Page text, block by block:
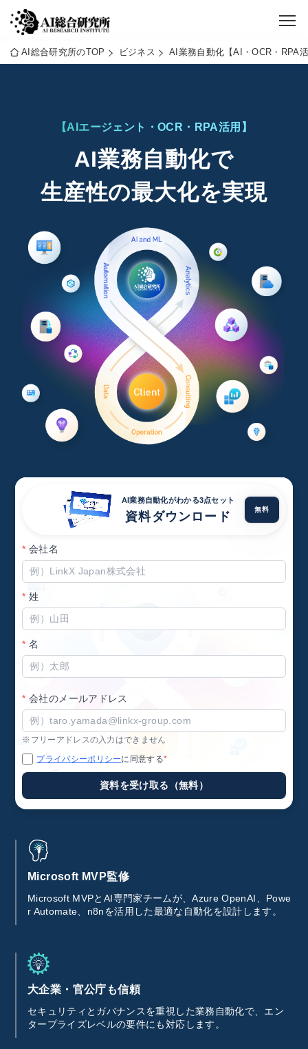
AI総合研究所のTOP ビジネス AI業務自動化【AI・OCR・RPA
【AIエージェント・OCR・RPA活用】
AI業務自動化で
生産性の最大化を実現
AI業務自動化がわかる3点セット
資料ダウンロード
無料
* 会社名
* 姓
* 名
* 会社のメールアドレス
※フリーアドレスの入力はできません
プライバシーポリシーに同意する*
資料を受け取る（無料）
Microsoft MVP監修
Microsoft MVPとAI専門家チームが、Azure OpenAI、Powe
r Automate、n8nを活用した最適な自動化を設計します。
大企業・官公庁も信頼
セキュリティとガバナンスを重視した業務自動化で、エン
タープライズレベルの要件にも対応します。